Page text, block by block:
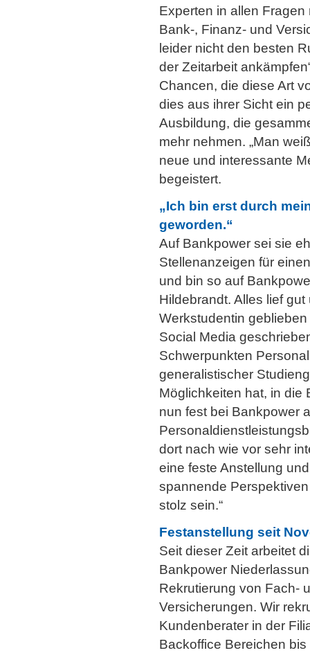
Experten in allen
Bank-, Finanz- und
leider nicht den besten
der Zeitarbeit
Chancen, die diese Art
dies aus ihrer Sicht ein
Ausbildung, die
mehr nehmen. „Man
neue und interessante
begeistert.
„Ich bin erst durch
geworden.“
Auf Bankpower sei sie
Stellenanzeigen für
und bin so auf
Hildebrandt. Alles lief
Werkstudentin
Social Media
Schwerpunkten
generalistischer
Möglichkeiten hat, in die
nun fest bei Bankpower
dort nach wie vor sehr
eine feste Anstellung
spannende
stolz sein.“
Festanstellung seit
Seit dieser Zeit arbeitet
Bankpower
Rekrutierung von Fach-
Versicherungen. Wir
Kundenberater in der
Backoffice Bereichen